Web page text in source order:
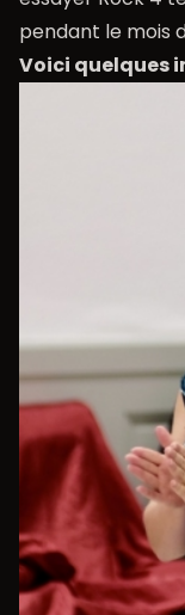
pendant le mois
Voici quelques